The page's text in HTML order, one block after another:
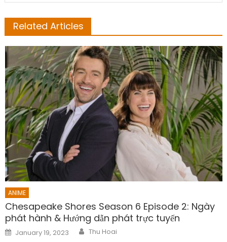
Related Articles
ANIME
Chesapeake Shores Season 6 Episode 2: Ngày
phát hành & Hướng dẫn phát trực tuyến
Posted
on
January 19, 2023 Author
Thu Hoai